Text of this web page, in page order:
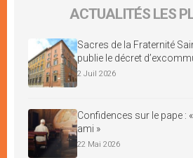
ACTUALITÉS LES
Sacres de la Fraternité
publie le décret
2 Juil 2026
Confidences sur le pape :
ami »
22 Mai 2026